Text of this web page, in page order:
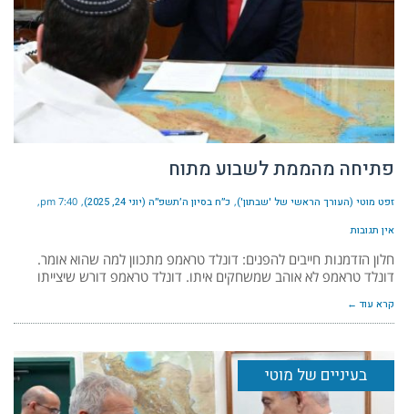
פתיחה מהממת לשבוע מתוח
זפט מוטי (העורך הראשי של 'שבתון') כ״ח בסיון ה׳תשפ״ה (יוני 24, 2025) 7:40 pm
אין תגובות
חלון הזדמנות חייבים להפנים: דונלד טראמפ מתכוון למה שהוא אומר.
דונלד טראמפ לא אוהב שמשחקים איתו. דונלד טראמפ דורש שיצייתו
קרא עוד ←
בעיניים של מוטי